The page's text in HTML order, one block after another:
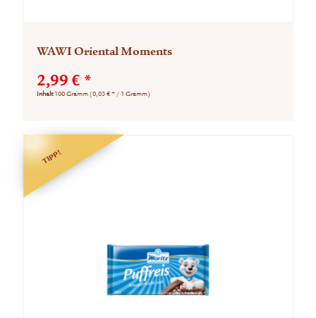
WAWI Oriental Moments
2,99 € *
Inhalt100 Gramm(0,03 € * / 1 Gramm)
TIPP!